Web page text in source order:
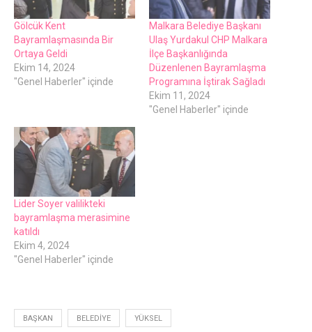
Gölcük Kent
Bayramlaşmasında Bir
Ortaya Geldi
Ekim 14, 2024
"Genel Haberler" içinde
Malkara Belediye Başkanı
Ulaş Yurdakul CHP Malkara
İlçe Başkanlığında
Düzenlenen Bayramlaşma
Programına İştirak Sağladı
Ekim 11, 2024
"Genel Haberler" içinde
Lider Soyer valilikteki
bayramlaşma merasimine
katıldı
Ekim 4, 2024
"Genel Haberler" içinde
BAŞKAN BELEDIYE YÜKSEL